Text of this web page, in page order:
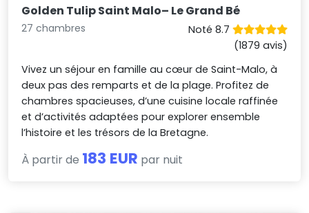
Golden Tulip Saint Malo– Le Grand Bé
27 chambres
Noté 8.7
(1879 avis)
Vivez un séjour en famille au cœur de Saint-Malo, à
deux pas des remparts et de la plage. Profitez de
chambres spacieuses, d’une cuisine locale raffinée
et d’activités adaptées pour explorer ensemble
l’histoire et les trésors de la Bretagne.
À partir de 183 EUR par nuit